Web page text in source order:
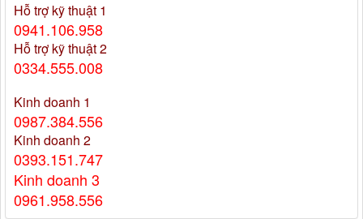
Hỗ trợ kỹ thuật 1
0941.106.958
Hỗ trợ kỹ thuật 2
0334.555.008
Kinh doanh 1
0987.384.556
Kinh doanh 2
0393.151.747
Kinh doanh 3
0961.958.556